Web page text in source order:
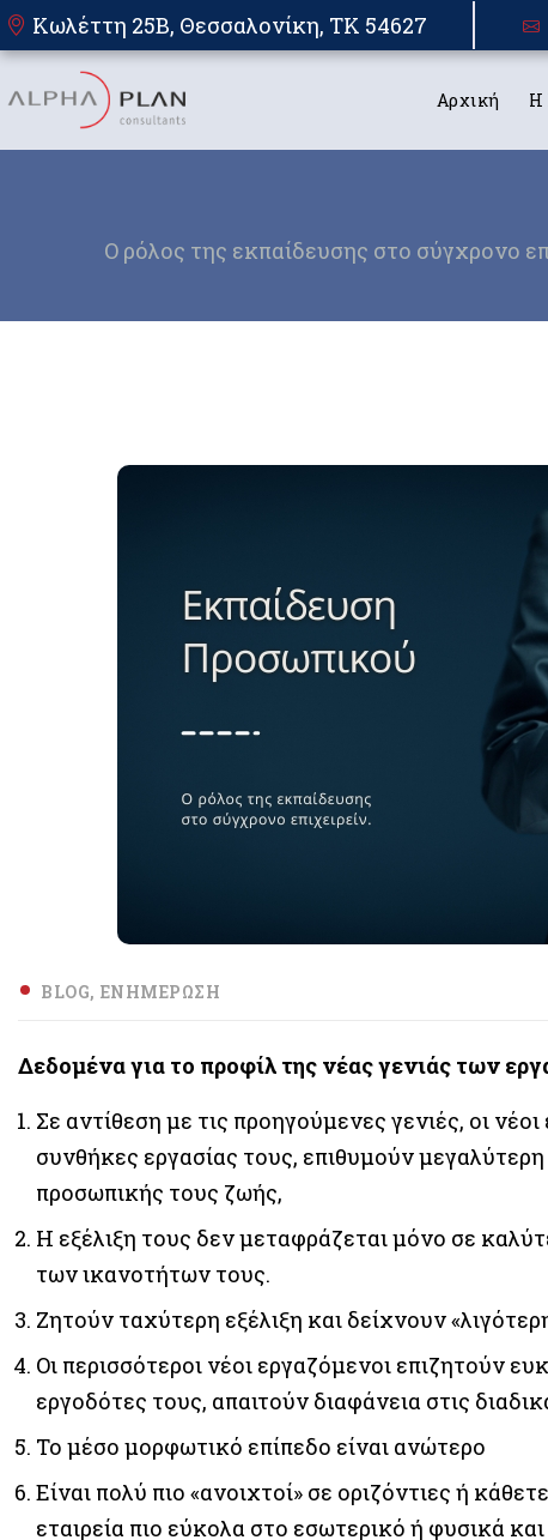
Κωλέττη 25Β, Θεσσαλονίκη, TK 54627
Αρχική Η
Ο ρόλος της εκπαίδευσης στο σύγχρονο
BLOG ΕΝΗΜΈΡΩΣΗ
Δεδομένα για το προφίλ της νέας γενιάς των
Σε αντίθεση με τις προηγούμενες γενιές, οι
συνθήκες εργασίας τους, επιθυμούν
προσωπικής τους ζωής,
Η εξέλιξη τους δεν μεταφράζεται μόνο σε
των ικανοτήτων τους.
Ζητούν ταχύτερη εξέλιξη και δείχνουν
Οι περισσότεροι νέοι εργαζόμενοι επιζητούν
εργοδότες τους, απαιτούν διαφάνεια στις
Το μέσο μορφωτικό επίπεδο είναι ανώτερο
Είναι πολύ πιο «ανοιχτοί» σε οριζόντιες ή
εταιρεία πιο εύκολα στο εσωτερικό ή φυσικά